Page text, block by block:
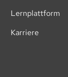
Lernplattform
Karriere